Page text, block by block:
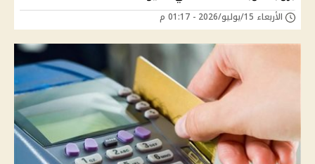
الأربعاء 15/يوليو/2026 - 01:17 م